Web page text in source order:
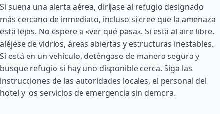
Si suena una alerta aérea, diríjase al refugio designado
más cercano de inmediato, incluso si cree que la amenaza
está lejos. No espere a «ver qué pasa». Si está al aire libre,
aléjese de vidrios, áreas abiertas y estructuras inestables.
Si está en un vehículo, deténgase de manera segura y
busque refugio si hay uno disponible cerca. Siga las
instrucciones de las autoridades locales, el personal del
hotel y los servicios de emergencia sin demora.